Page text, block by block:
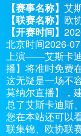
【赛事名称】 艾
【联赛名称】 欧
【开赛时间】
北京时间2026-
上演——艾斯卡
播】将准时免费
这无疑是一场不
莫纳尔直播】，
总了艾斯卡迪斯
您在本站还可以
联集锦、欧协联